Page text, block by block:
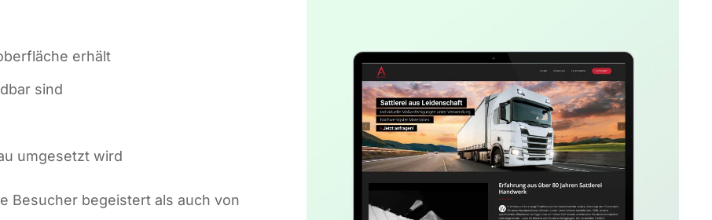
erhält
sind
umge­setzt wird
Besu­cher begeis­tert als auch von